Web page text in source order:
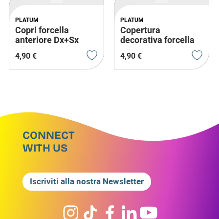
PLATUM
Copri forcella
anteriore Dx+Sx
4,90 €
PLATUM
Copertura
decorativa forcella
4,90 €
CONNECT
WITH US
Iscriviti alla nostra Newsletter